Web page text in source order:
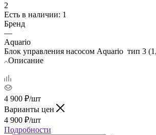
2
Есть в наличии: 1
Бренд
—
Aquario
Блок управления насосом Aquario тип 3
Описание
4 900 ₽/шт
Варианты цен
4 900 ₽/шт
Подробности